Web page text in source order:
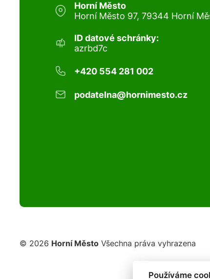
Horní Město
Horní Město 97, 79344 Horní
ID datové schránky:
azrbd7c
+420 554 281 002
podatelna@hornimesto.cz
© 2026 Horní Město Všechna práva vyhrazena
Používáme